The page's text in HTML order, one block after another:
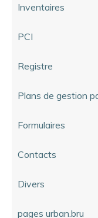
Inventaires
PCI
Registre
Plans de gestion
Formulaires
Contacts
Divers
pages urban.bru